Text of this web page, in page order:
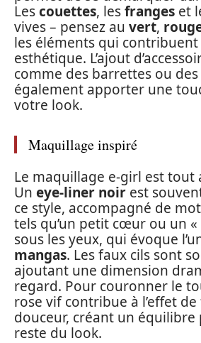
Lescouettes, lesfranges et
vives – pensez au vert,
les éléments qui contribuent
esthétique. L’ajout
comme des barrettes ou
également apporter une
votre look.
Maquillage inspiré
Le maquillage e-girl est tout
Un eye-liner noir est
ce style, accompagné de
tels qu’un petit cœur ou un «
sous les yeux, qui évoque
mangas. Les faux cils sont
ajoutant une dimension
regard. Pour couronner le
rose vif contribue à l’effet
douceur, créant un équilibre
reste du look.